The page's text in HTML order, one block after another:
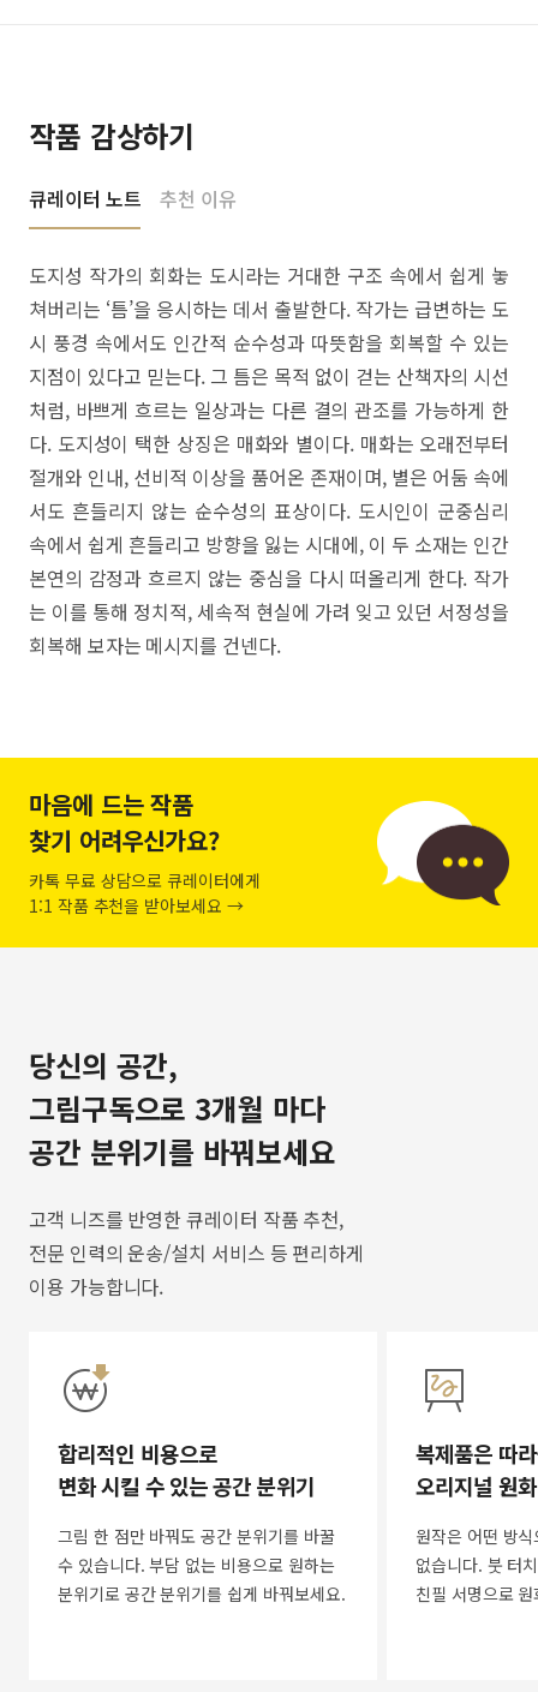
작품 감상하기
큐레이터 노트 추천 이유
도지성 작가의 회화는 도시라는 거대한 구조 속에서 쉽게 놓
쳐버리는 ‘틈’을 응시하는 데서 출발한다. 작가는 급변하는 도
시 풍경 속에서도 인간적 순수성과 따뜻함을 회복할 수 있는
지점이 있다고 믿는다. 그 틈은 목적 없이 걷는 산책자의 시선
처럼, 바쁘게 흐르는 일상과는 다른 결의 관조를 가능하게 한
다. 도지성이 택한 상징은 매화와 별이다. 매화는 오래전부터
절개와 인내, 선비적 이상을 품어온 존재이며, 별은 어둠 속에
서도 흔들리지 않는 순수성의 표상이다. 도시인이 군중심리
속에서 쉽게 흔들리고 방향을 잃는 시대에, 이 두 소재는 인간
본연의 감정과 흐르지 않는 중심을 다시 떠올리게 한다. 작가
는 이를 통해 정치적, 세속적 현실에 가려 잊고 있던 서정성을
회복해 보자는 메시지를 건넨다.
마음에 드는 작품
찾기 어려우신가요?
카톡 무료 상담으로 큐레이터에게
1:1 작품 추천을 받아보세요 →
당신의 공간,
그림구독으로 3개월 마다
공간 분위기를 바꿔보세요
고객 니즈를 반영한 큐레이터 작품 추천,
전문 인력의 운송/설치 서비스 등 편리하게
이용 가능합니다.
합리적인 비용으로
변화 시킬 수 있는 공간 분위기
그림 한 점만 바꿔도 공간 분위기를 바꿀
수 있습니다. 부담 없는 비용으로 원하는
분위기로 공간 분위기를 쉽게 바꿔보세요.
복제품은 따
오리지널 원
원작은 어떤 방
없습니다. 붓 터
친필 서명으로